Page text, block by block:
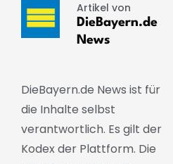
Artikel von
DieBayern.de
News
DieBayern.de News ist für
die Inhalte selbst
verantwortlich. Es gilt der
Kodex der Plattform. Die